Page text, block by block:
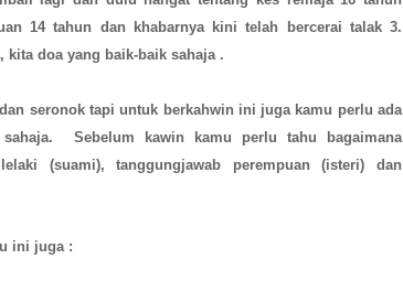
14 tahun dan khabarnya kini telah bercerai talak 3.
kita doa yang baik-baik sahaja .
seronok tapi untuk berkahwin ini juga kamu perlu ada
Sebelum kawin kamu perlu tahu bagaimana
(suami), tanggungjawab perempuan (isteri) dan
ini juga :